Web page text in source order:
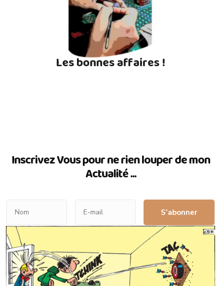
Les bonnes affaires !
Inscrivez Vous pour ne rien louper de mon
Actualité ...
S’abonner